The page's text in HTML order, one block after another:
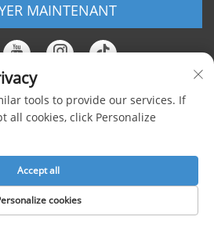
MAINTENANT
Foxygen Industrial Co., Ltd. Tous droits
tools to provide our services. If
all cookies, click Personalize
cookies
Accept all